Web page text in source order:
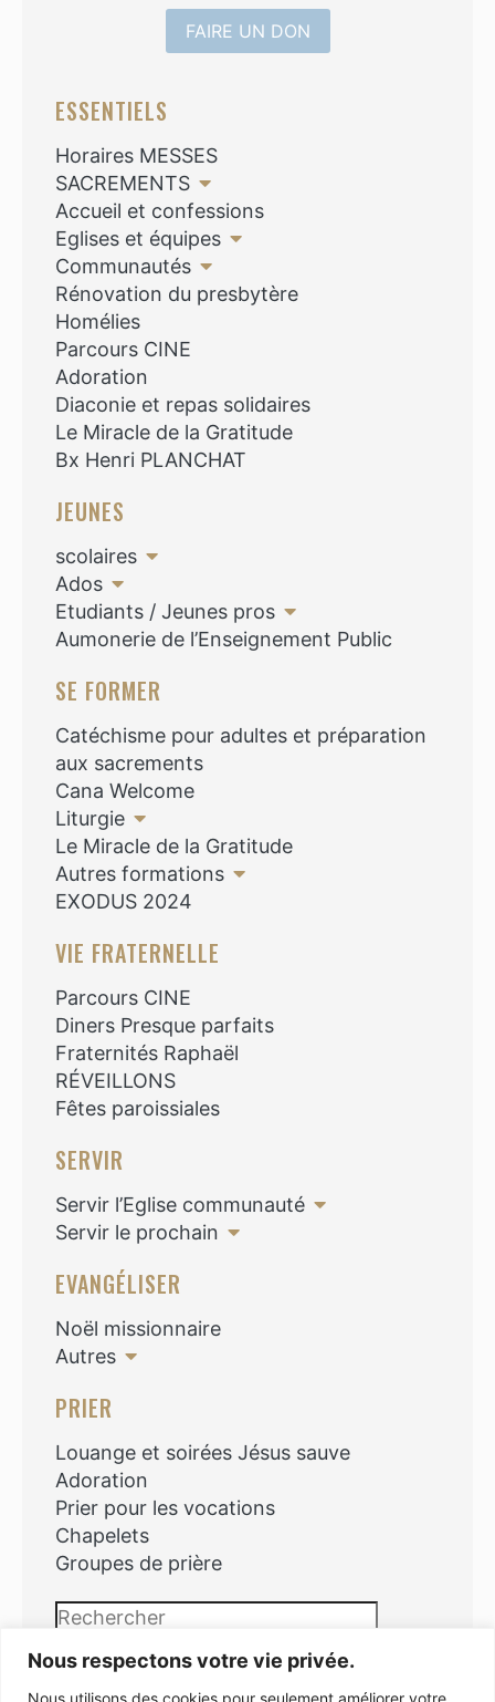
Nous respectons votre vie privée.
Nous utilisons des cookies pour seulement améliorer votre
FAIRE UN DON
ESSENTIELS
Horaires MESSES
SACREMENTS
Accueil et confessions
Eglises et équipes
Communautés
Rénovation du presbytère
Homélies
Parcours CINE
Adoration
Diaconie et repas solidaires
Le Miracle de la Gratitude
Bx Henri PLANCHAT
JEUNES
scolaires
Ados
Etudiants / Jeunes pros
Aumonerie de l’Enseignement Public
SE FORMER
Catéchisme pour adultes et préparation
aux sacrements
Cana Welcome
Liturgie
Le Miracle de la Gratitude
Autres formations
EXODUS 2024
VIE FRATERNELLE
Parcours CINE
Diners Presque parfaits
Fraternités Raphaël
RÉVEILLONS
Fêtes paroissiales
SERVIR
Servir l’Eglise communauté
Servir le prochain
EVANGÉLISER
Noël missionnaire
Autres
PRIER
Louange et soirées Jésus sauve
Adoration
Prier pour les vocations
Chapelets
Groupes de prière